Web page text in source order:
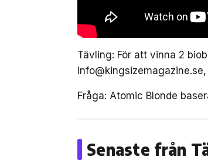
Tävling: För att vinna 2
Fråga: Atomic Blonde
Senaste från